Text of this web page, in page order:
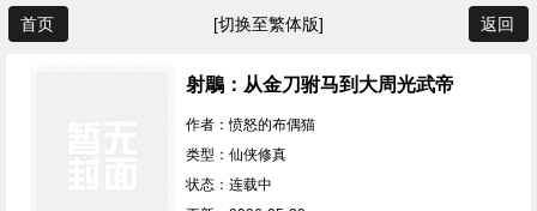
首页 [切换至繁体版] 返回
射鵰：从金刀驸马到大周光武帝
作者：愤怒的布偶猫
类型：仙侠修真
状态：连载中